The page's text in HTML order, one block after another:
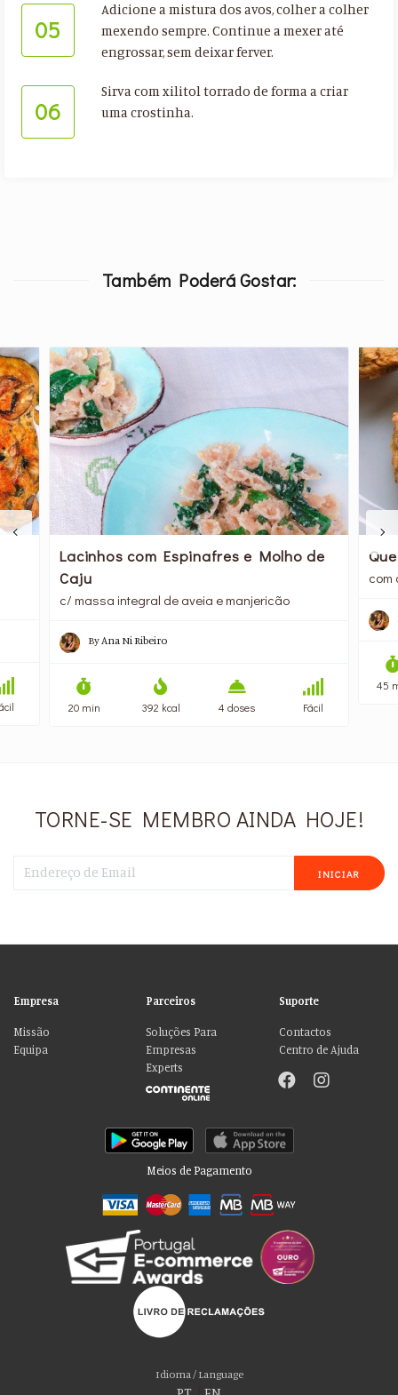
05
Adicione a mistura dos avos, colher a colher
mexendo sempre. Continue a mexer até
engrossar, sem deixar ferver.
06
Sirva com xilitol torrado de forma a criar
uma crostinha.
Também Poderá Gostar:
Lacinhos com Espinafres e Molho de
Caju
c/ massa integral de aveia e manjericão
By Ana Ni Ribeiro
20 min 392 kcal 4 doses Fácil
com
45
TORNE-SE MEMBRO AINDA HOJE!
INICIAR
Empresa
Missão
Equipa
Parceiros
Soluções Para
Empresas
Experts
Suporte
Contactos
Centro de Ajuda
Meios de Pagamento
Idioma / Language
Por favor aceite as nossas deliciosas
Usamos cookies para personalizar conteúdo e anúncios, fornecer recursos
de mídia social e analisar nosso tráfego. Também compartilhamos